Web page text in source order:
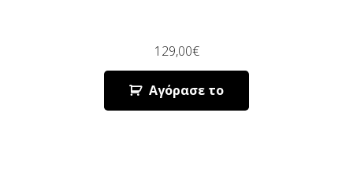
129,00€
Αγόρασε το